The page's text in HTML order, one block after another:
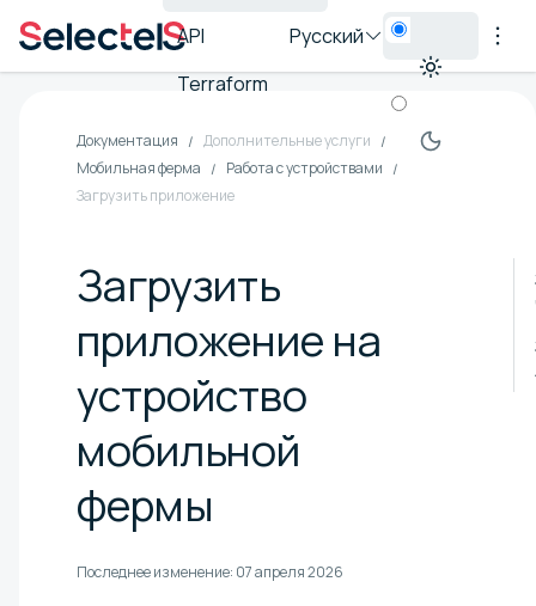
API
Terraform
Русский
Документация
Дополнительные услуги
Мобильная ферма
Работа с устройствами
Загрузить приложение
Загрузить
приложение на
устройство
мобильной
фермы
Последнее изменение: 07 апреля 2026